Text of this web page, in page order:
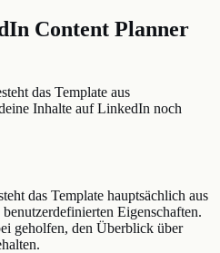
Content Planner
das Template aus
Inhalte auf LinkedIn noch
das Template hauptsächlich aus
Eigenschaften.
geholfen, den Überblick über